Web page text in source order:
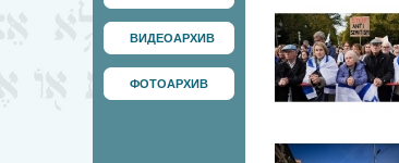
ВИДЕОАРХИВ
ФОТОАРХИВ